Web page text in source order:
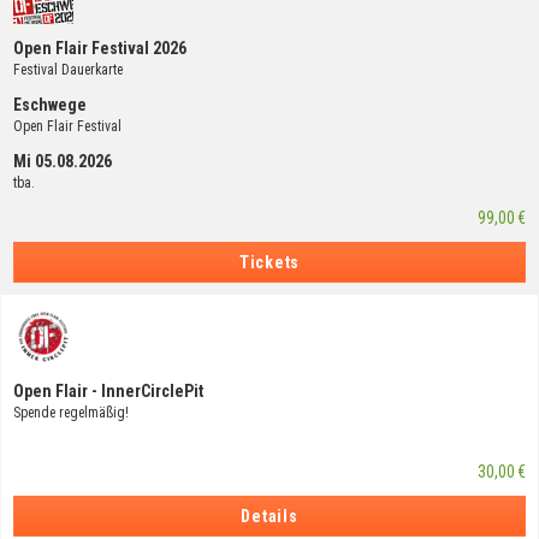
Open Flair Festival 2026
Festival Dauerkarte
Eschwege
Open Flair Festival
Mi 05.08.2026
tba.
99,00 €
Tickets
Open Flair - InnerCirclePit
Spende regelmäßig!
30,00 €
Details